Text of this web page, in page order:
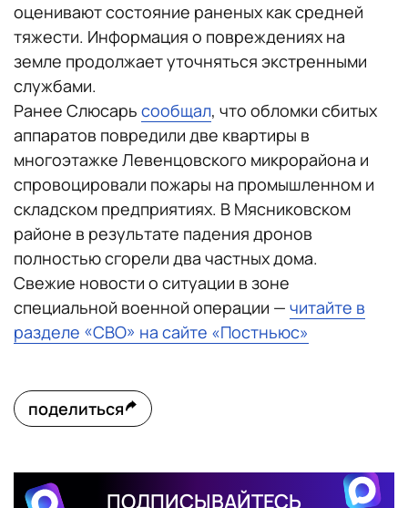
оценивают состояние раненых как средней
тяжести. Информация о повреждениях на
земле продолжает уточняться экстренными
службами.
Ранее Слюсарь сообщал, что обломки сбитых
аппаратов повредили две квартиры в
многоэтажке Левенцовского микрорайона и
спровоцировали пожары на промышленном и
складском предприятиях. В Мясниковском
районе в результате падения дронов
полностью сгорели два частных дома.
Свежие новости о ситуации в зоне
специальной военной операции — читайте в
разделе «СВО» на сайте «Постньюс»
поделиться
ПОДПИСЫВАЙТЕСЬ